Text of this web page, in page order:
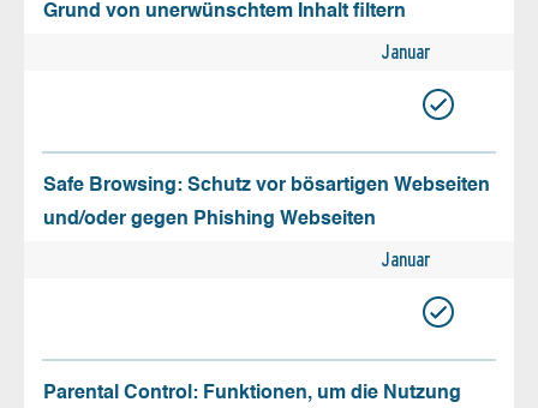
Grund von unerwünschtem Inhalt filtern
Januar
Safe Browsing: Schutz vor bösartigen Webseiten
und/oder gegen Phishing Webseiten
Januar
Parental Control: Funktionen, um die Nutzung